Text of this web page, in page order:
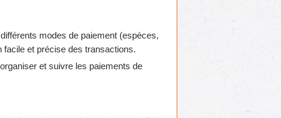
modes de paiement (espèces,
et précise des transactions.
et suivre les paiements de